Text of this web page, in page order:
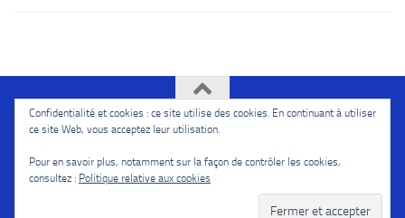
Ivoire114l'Afriquenouvelle © 2026. Tous droits réservés.
Fièrement propulsé par - Conçu parThème Hueman
Confidentialité et cookies : ce site utilise des cookies. En continuant à utiliser
ce site Web, vous acceptez leur utilisation.
Pour en savoir plus, notamment sur la façon de contrôler les cookies,
consultez : Politique relative aux cookies